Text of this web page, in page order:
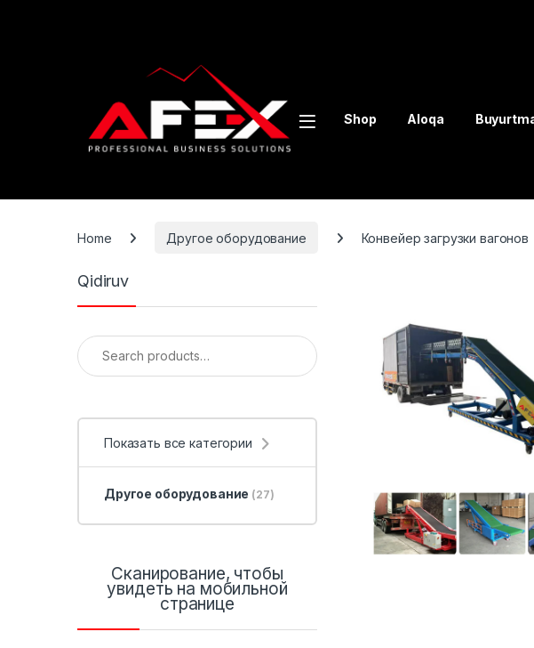
Shop Aloqa
Home Другое оборудование Конвейер загрузки вагонов
Qidiruv
Search for:
Показать все категории
Другое оборудование (27)
Сканирование, чтобы
увидеть на мобильной
странице